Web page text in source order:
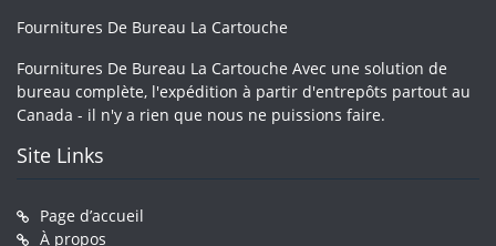
Fournitures De Bureau La Cartouche
Fournitures De Bureau La Cartouche Avec une solution de
bureau complète, l'expédition à partir d'entrepôts partout au
Canada - il n'y a rien que nous ne puissions faire.
Site Links
Page d’accueil
À propos